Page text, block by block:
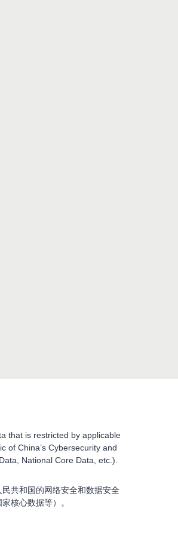
that is restricted by applicable
of China’s Cybersecurity and
National Core Data, etc.).
共和国的网络安全和数据安全
核心数据等）。